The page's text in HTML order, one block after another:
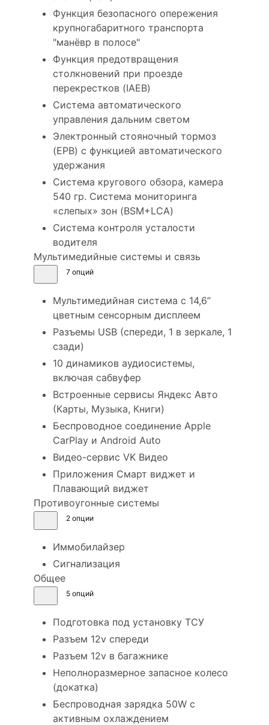
Функция безопасного опережения
крупногабаритного транспорта
"манёвр в полосе"
Функция предотвращения
столкновений при проезде
перекрестков (IAEB)
Система автоматического
управления дальним светом
Электронный стояночный тормоз
(EPB) с функцией автоматического
удержания
Система кругового обзора, камера
540 гр. Система мониторинга
«слепых» зон (BSM+LCA)
Система контроля усталости
водителя
Мультимедийные системы и связь
7 опций
Мультимедийная система с 14,6”
цветным сенсорным дисплеем
Разъемы USB (спереди, 1 в зеркале, 1
сзади)
10 динамиков аудиосистемы,
включая сабвуфер
Встроенные сервисы Яндекс Авто
(Карты, Музыка, Книги)
Беспроводное соединение Apple
CarPlay и Android Auto
Видео-сервис VK Видео
Приложения Смарт виджет и
Плавающий виджет
Противоугонные системы
2 опции
Иммобилайзер
Сигнализация
Общее
5 опций
Подготовка под установку ТСУ
Разъем 12v спереди
Разъем 12v в багажнике
Неполноразмерное запасное колесо
(докатка)
Беспроводная зарядка 50W с
активным охлаждением